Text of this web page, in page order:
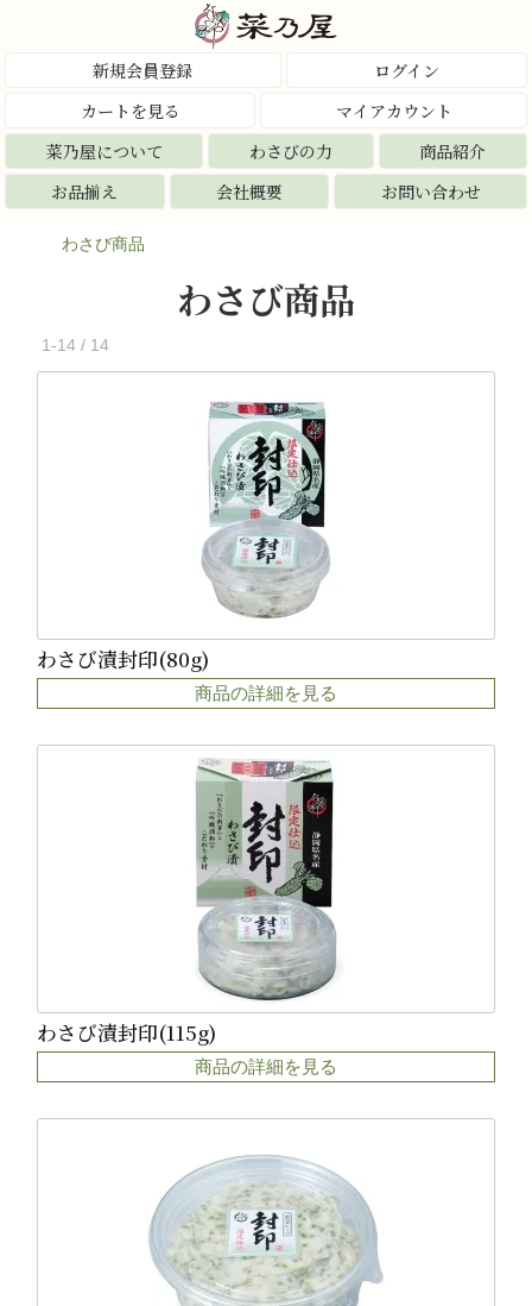
新規会員登録
ログイン
カートを見る
マイアカウント
菜乃屋について
わさびの力
商品紹介
お品揃え
会社概要 お問い合わせ
わさび商品
わさび商品
1-14 / 14
わさび漬封印(80g)
商品の詳細を見る
わさび漬封印(115g)
商品の詳細を見る